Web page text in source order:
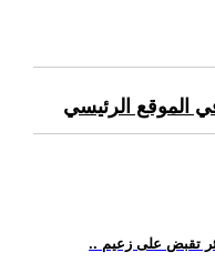
الموقع الرئيسي
تقبض على زعيم